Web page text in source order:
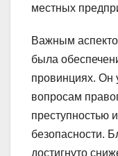
местных
Важным
была
провинциях. Он
вопросам
преступностью
безопасности.
достигнуто